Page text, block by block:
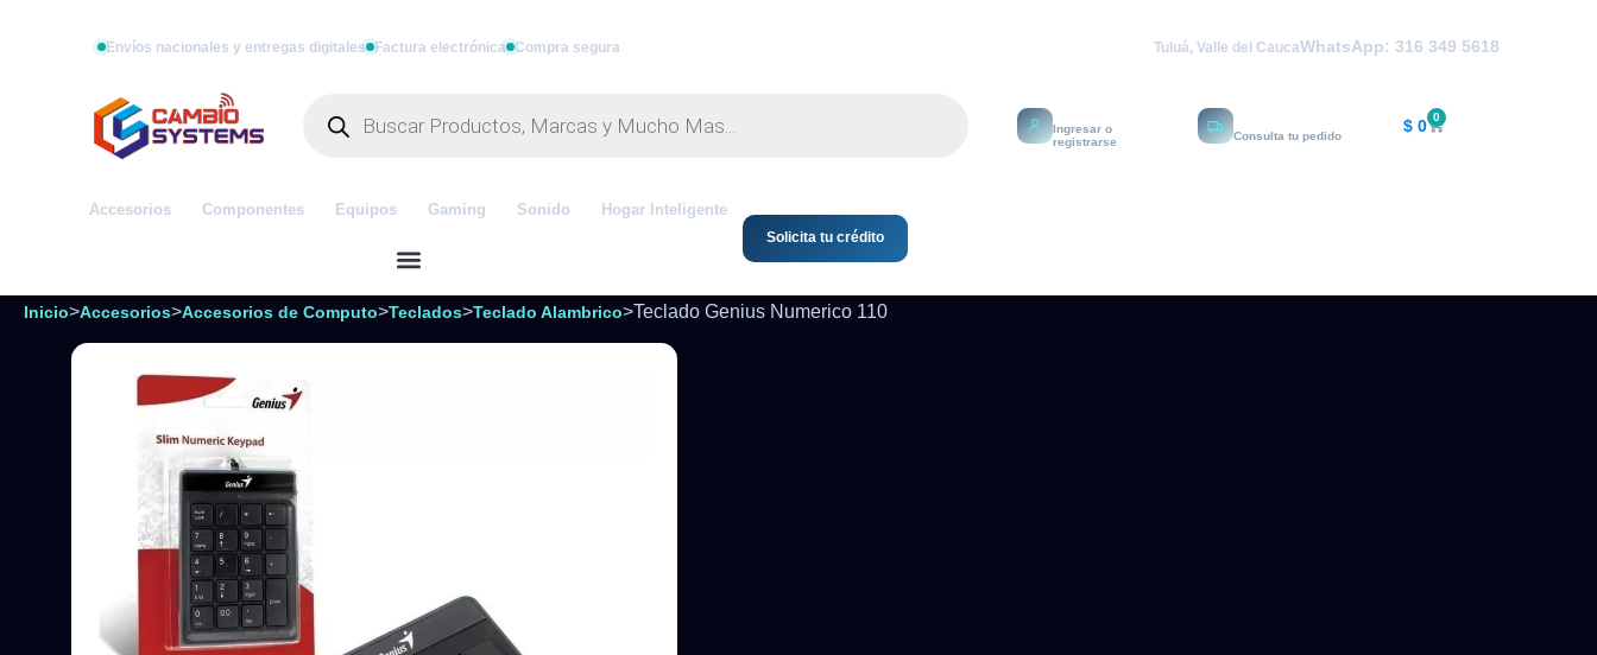
Envíos nacionales y entregas digitales Factura electrónica Compra segura Tuluá, Valle del CaucaWhatsApp: 316 349 5618
Ingresar o
registrarse
Rastrear
Consulta tu pedido $ 0 0
Accesorios Componentes Equipos Gaming Sonido
Hogar Inteligente
Solicita tu crédito
Inicio>Accesorios>Accesorios de Computo>Teclados>Teclado Alambrico>Teclado Genius Numerico 110